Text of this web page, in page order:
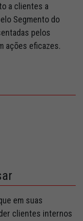
a clientes a
Segmento do
pelos
ações eficazes.
em suas
clientes internos